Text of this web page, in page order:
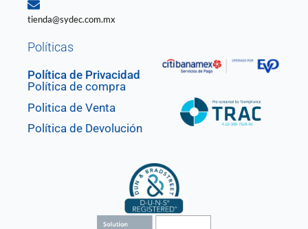
tienda@sydec.com.mx
Políticas
Política de Privacidad
Política de compra
Politica de Venta
Política de Devolución